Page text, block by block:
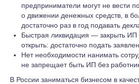
предприниматели могут не вести
о движении денежных средств, в
достаточно раз в год подавать
Быстрая ликвидация — закрыть ИП
открыть: достаточно подать
Нет необходимости нанимать
не запрещает быть ИП без
В России заниматься бизнесом в